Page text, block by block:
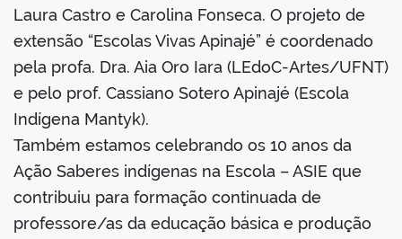
Laura Castro e Carolina Fonseca. O projeto de
extensão “Escolas Vivas Apinajé” é coordenado
pela profa. Dra. Aia Oro Iara (LEdoC-Artes/UFNT)
e pelo prof. Cassiano Sotero Apinajé (Escola
Indígena Mantyk).
Também estamos celebrando os 10 anos da
Ação Saberes indígenas na Escola – ASIE que
contribuiu para formação continuada de
professore/as da educação básica e produção